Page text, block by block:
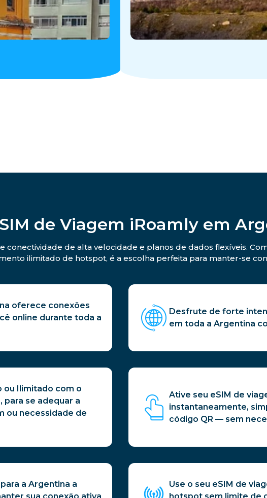
de Viagem iRoamly em
conectividade de alta velocidade e planos de dados flexíveis.
ilimitado de hotspot, é a escolha perfeita para manter-se
oferece conexões
online durante toda a
Desfrute de forte
em toda a Argentina
ou Ilimitado com o
para se adequar a
ou necessidade de
Ative seu eSIM de
instantaneamente,
código QR — sem
a Argentina a
sua conexão ativa
Use o seu eSIM de
hotspot sem limite de